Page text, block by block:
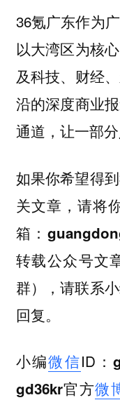
36氪广东作为
以大湾区为核
及科技、财经
沿的深度商业
通道，让一部分
如果你希望得
关文章 ，请将
箱：
转载公众号文
群），请联系
回复。
小编微信ID：
gd36kr官方微